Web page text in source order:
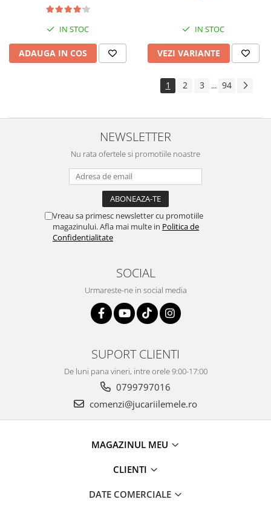
IN STOC
ADAUGA IN COS
IN STOC
VEZI VARIANTE
1 2 3 ... 94
NEWSLETTER
Nu rata ofertele si promotiile noastre
Vreau sa primesc newsletter cu promotiile
magazinului. Afla mai multe in Politica de
Confidentialitate
SOCIAL
Urmareste-ne in social media
SUPORT CLIENTI
De luni pana vineri, intre orele 9:00-17:00
0799797016
comenzi@jucariilemele.ro
MAGAZINUL MEU
CLIENTI
DATE COMERCIALE